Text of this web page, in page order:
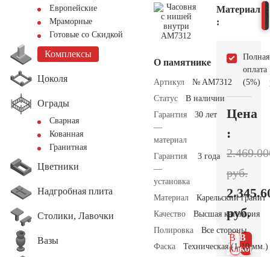
Европейские
Мраморные
Готовые со Скидкой
Комплексы
Цоколя
Ограды
Сварная
Кованная
Гранитная
Цветники
Надгробная плита
Столики, Лавочки
Вазы
О памятнике
Артикул
№ AM7312
Статус
В наличии
Гарантия
—
материал
30 лет
Гарантия
—
установка
3 года
Материал
Карельский гранит
Качество
Высшая категория
Полировка
Все стороны
Фаска
Техническая (1-10 мм.)
Материал
:
Полная
оплата
(5%)
Цена
:
руб.
руб.
В
В 1
клик